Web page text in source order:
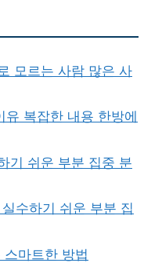
모르는 사람 많은 사
복잡한 내용 한방에
기 쉬운 부분 집중 분
수하기 쉬운 부분 집
마트한 방법